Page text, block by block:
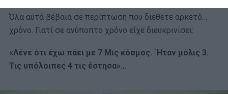
Όλα αυτά βέβαια σε περίπτωση που διέθετε αρκετό…
χρόνο. Γιατί σε ανύποπτο χρόνο είχε διευκρινίσει:
«Λένε ότι έχω πάει με 7 Μις κόσμος. Ήταν μόλις 3.
Τις υπόλοιπες 4 τις έστησα»…